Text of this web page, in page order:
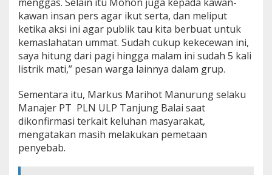
a
n
y
a
k
u
a
k
kawan insan pers agar ikut serta, dan meliput
ketika aksi ini agar publik tau kita berbuat untuk
kemaslahatan ummat. Sudah cukup kekecewan ini,
saya hitung dari pagi hingga malam ini sudah 5 kali
listrik mati,” pesan warga lainnya dalam grup.
Sementara itu, Markus Marihot Manurung selaku
Manajer PT PLN ULP Tanjung Balai saat
dikonfirmasi terkait keluhan masyarakat,
mengatakan masih melakukan pemetaan
penyebab.